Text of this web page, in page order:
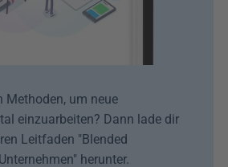
Methoden, um neue
einzuarbeiten? Dann lade dir
Leitfaden "Blended
herunter.